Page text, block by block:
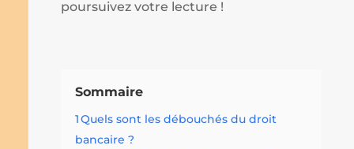
poursuivez votre lecture !
Sommaire
1Quels sont les débouchés du droit
bancaire ?